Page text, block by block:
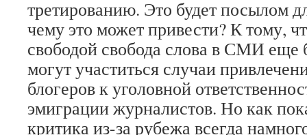
третированию. Это будет посылом
чему это может привести? К тому,
свободой свобода слова в СМИ еще
могут участиться случаи
блогеров к уголовной
эмиграции журналистов. Но как
критика из-за рубежа всегда